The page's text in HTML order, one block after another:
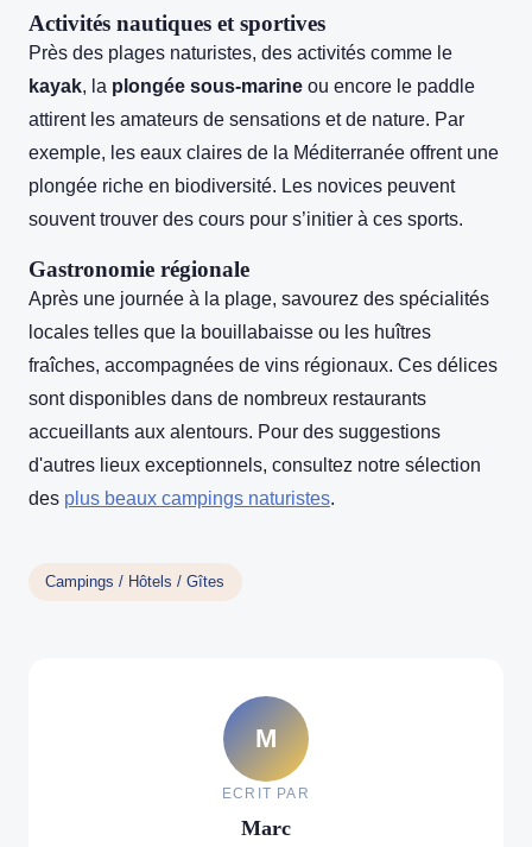
Activités nautiques et sportives
Près des plages naturistes, des activités comme le
kayak, la plongée sous-marine ou encore le paddle
attirent les amateurs de sensations et de nature. Par
exemple, les eaux claires de la Méditerranée offrent une
plongée riche en biodiversité. Les novices peuvent
souvent trouver des cours pour s’initier à ces sports.
Gastronomie régionale
Après une journée à la plage, savourez des spécialités
locales telles que la bouillabaisse ou les huîtres
fraîches, accompagnées de vins régionaux. Ces délices
sont disponibles dans de nombreux restaurants
accueillants aux alentours. Pour des suggestions
d'autres lieux exceptionnels, consultez notre sélection
des plus beaux campings naturistes.
Campings / Hôtels / Gîtes
M
ECRIT PAR
Marc